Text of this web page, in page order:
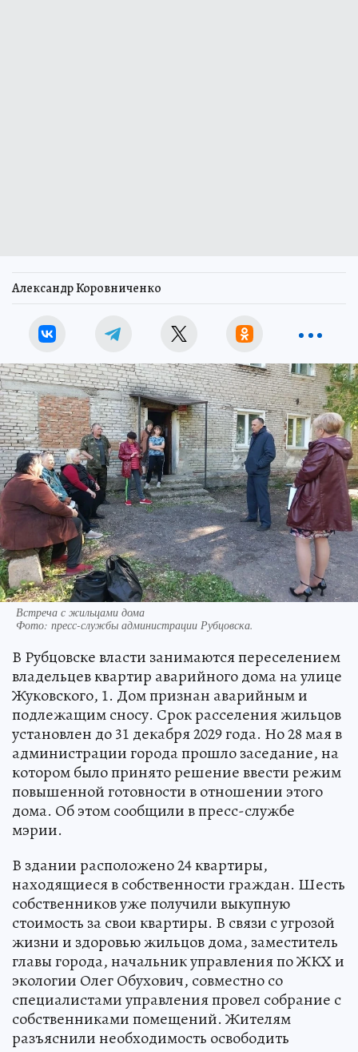
Александр Коровниченко
Встреча с жильцами дома
Фото: пресс-службы администрации Рубцовска.
В Рубцовске власти занимаются переселением
владельцев квартир аварийного дома на улице
Жуковского, 1. Дом признан аварийным и
подлежащим сносу. Срок расселения жильцов
установлен до 31 декабря 2029 года. Но 28 мая в
администрации города прошло заседание, на
котором было принято решение ввести режим
повышенной готовности в отношении этого
дома. Об этом сообщили в пресс-службе
мэрии.
В здании расположено 24 квартиры,
находящиеся в собственности граждан. Шесть
собственников уже получили выкупную
стоимость за свои квартиры. В связи с угрозой
жизни и здоровью жильцов дома, заместитель
главы города, начальник управления по ЖКХ и
экологии Олег Обухович, совместно со
специалистами управления провел собрание с
собственниками помещений. Жителям
разъяснили необходимость освободить